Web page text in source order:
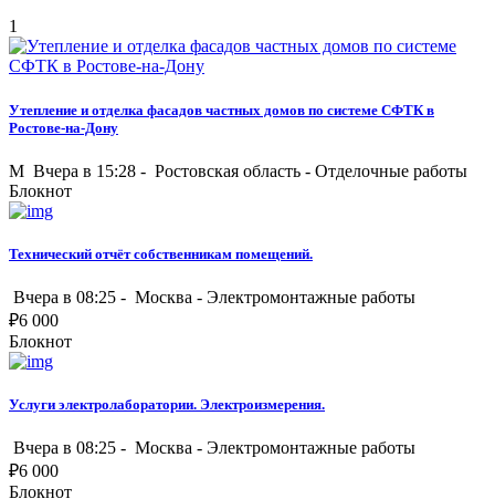
1
Утепление и отделка фасадов частных домов по системе СФТК в
Ростове-на-Дону
M Вчера в 15:28 - Ростовская область - Отделочные работы
Блокнот
Технический отчёт собственникам помещений.
Вчера в 08:25 - Москва - Электромонтажные работы
₽6 000
Блокнот
Услуги электролаборатории. Электроизмерения.
Вчера в 08:25 - Москва - Электромонтажные работы
₽6 000
Блокнот